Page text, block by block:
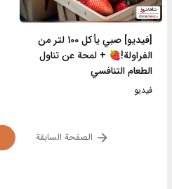
[فيديو] صبي يأكل 100 لتر من
الفراولة!🍓 + لمحة عن تناول
الطعام التنافسي
فیدیو
الصفحة السابقة